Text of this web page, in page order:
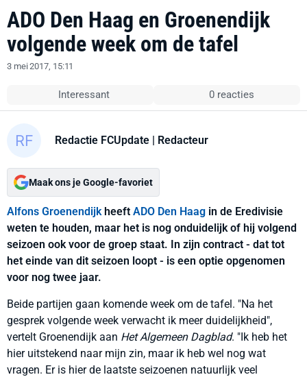
ADO Den Haag en Groenendijk
volgende week om de tafel
3 mei 2017, 15:11
Interessant 0 reacties
Redactie FCUpdate | Redacteur
Maak ons je Google-favoriet
Alfons Groenendijkheeft ADO Den Haag in de Eredivisie
weten te houden, maar het is nog onduidelijk of hij volgend
seizoen ook voor de groep staat. In zijn contract - dat tot
het einde van dit seizoen loopt - is een optie opgenomen
voor nog twee jaar.
Beide partijen gaan komende week om de tafel. "Na het
gesprek volgende week verwacht ik meer duidelijkheid",
vertelt Groenendijk aan Het Algemeen Dagblad. "Ik heb het
hier uitstekend naar mijn zin, maar ik heb wel nog wat
vragen. Er is hier de laatste seizoenen natuurlijk veel